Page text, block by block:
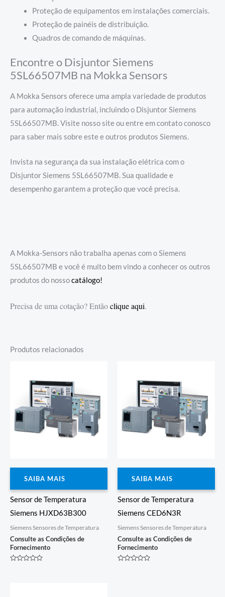
Proteção de equipamentos em instalações comerciais.
Proteção de painéis de distribuição.
Quadros de comando de máquinas.
Encontre o Disjuntor Siemens
5SL66507MB na Mokka Sensors
A Mokka Sensors oferece uma ampla variedade de produtos
para automação industrial, incluindo o Disjuntor Siemens
5SL66507MB. Visite nosso site ou entre em contato conosco
para saber mais sobre este e outros produtos Siemens.
Invista na segurança da sua instalação elétrica com o
Disjuntor Siemens 5SL66507MB. Sua qualidade e
desempenho garantem a proteção que você precisa.
A Mokka-Sensors não trabalha apenas com o Siemens
5SL66507MB e você é muito bem vindo a conhecer os outros
produtos do nossocatálogo!
Precisa de uma cotação? Entãoclique aqui.
Produtos relacionados
SAIBA MAIS
Sensor de Temperatura
Siemens HJXD63B300
Siemens Sensores de Temperatura
Consulte as Condições de
Fornecimento
SAIBA MAIS
Sensor de Temperatura
Siemens CED6N3R
Siemens Sensores de Temperatura
Consulte as Condições de
Fornecimento